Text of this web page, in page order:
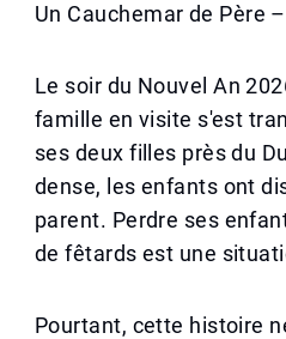
Un Cauchemar de Père
Le soir du Nouvel An
famille en visite s'est
ses deux filles près du
dense, les enfants ont
parent. Perdre ses
de fêtards est une
Pourtant, cette histoire